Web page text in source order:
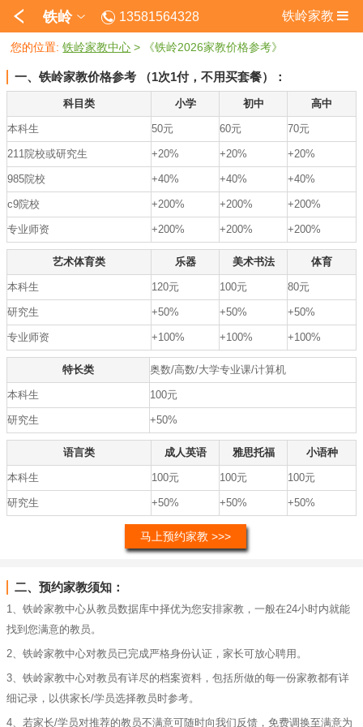
铁岭 13581564328 铁岭家教
您的位置:铁岭家教中心 > 《铁岭2026家教价格参考》
一、铁岭家教价格参考 （1次1付，不用买套餐）：
科目类 小学 初中 高中
本科生 50元 60元 70元
211院校或研究生 +20% +20% +20%
985院校 +40% +40% +40%
c9院校 +200% +200% +200%
专业师资 +200% +200% +200%
艺术体育类 乐器 美术书法 体育
本科生 120元 100元 80元
研究生 +50% +50% +50%
专业师资 +100% +100% +100%
特长类 奥数/高数/大学专业课/计算机
本科生 100元
研究生 +50%
语言类 成人英语 雅思托福 小语种
本科生 100元 100元 100元
研究生 +50% +50% +50%
马上预约家教 >>>
二、预约家教须知：
1、铁岭家教中心从教员数据库中择优为您安排家教，一般在24小时内就能
找到您满意的教员。
2、铁岭家教中心对教员已完成严格身份认证，家长可放心聘用。
3、铁岭家教中心对教员有详尽的档案资料，包括所做的每一份家教都有详
细记录，以供家长/学员选择教员时参考。
4、若家长/学员对推荐的教员不满意可随时向我们反馈，免费调换至满意为